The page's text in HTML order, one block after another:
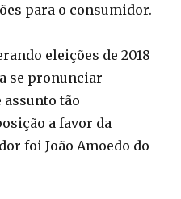
para o consumidor.
eleições de 2018
se pronunciar
tão
a favor da
foi João Amoedo do